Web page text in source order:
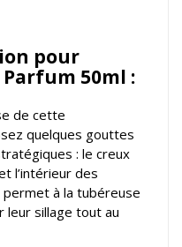
pour
50ml :
de cette
quelques gouttes
: le creux
l’intérieur des
permet à la tubéreuse
leur sillage tout au